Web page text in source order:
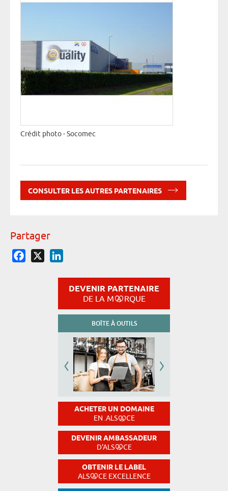
Crédit photo - Socomec
CONSULTER LES AUTRES PARTENAIRES
Partager
Facebook
DEVENIR PARTENAIRE
DE LA M RQUE
BOÎTE À OUTILS
ACHETER UN DOMAINE
EN .ALS CE
DEVENIR AMBASSADEUR
D'ALS CE
OBTENIR LE LABEL
ALS CE EXCELLENCE